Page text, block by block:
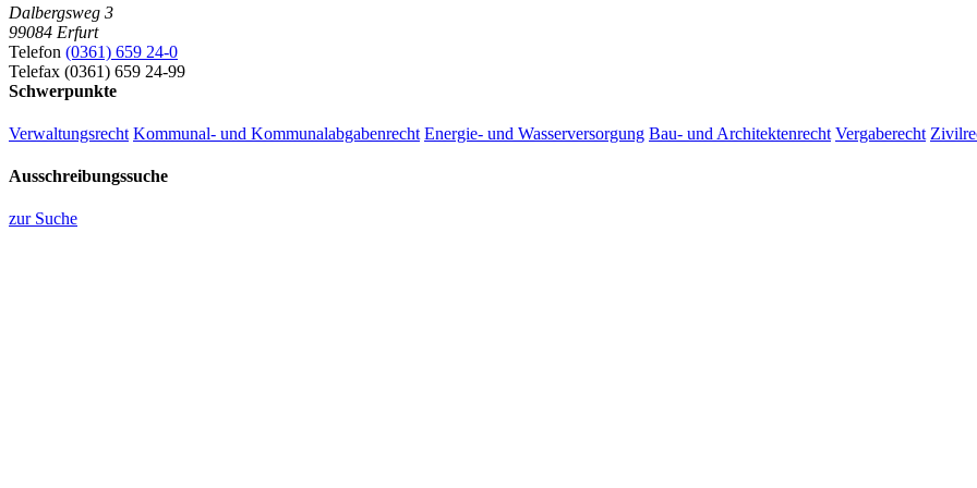
Dalbergsweg 3
99084 Erfurt
Telefon (0361) 659 24-0
Telefax (0361) 659 24-99
Schwerpunkte
Verwaltungsrecht Kommunal- und Kommunalabgabenrecht Energie- und Wasserversorgung Bau- und Architektenrecht Vergaberecht
Ausschreibungssuche
zur Suche